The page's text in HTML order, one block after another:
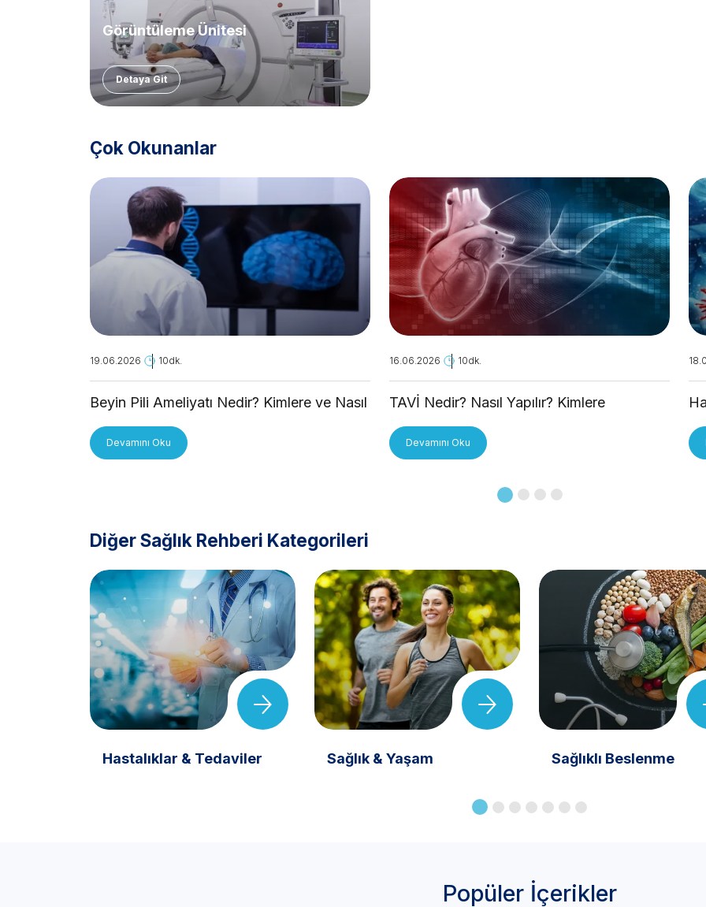
Görüntüleme Ünitesi
Detaya Git
Çok Okunanlar
19.06.2026 10dk.
Beyin Pili Ameliyatı Nedir? Kimlere ve Nasıl
Devamını Oku
16.06.2026 10dk.
TAVİ Nedir? Nasıl Yapılır? Kimlere
Devamını Oku
Diğer Sağlık Rehberi Kategorileri
Hastalıklar & Tedaviler Sağlık & Yaşam Sağlıklı Beslenme
Popüler İçerikler